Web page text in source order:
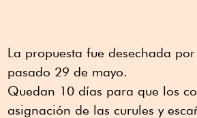
La propuesta fue desechada
pasado 29 de mayo.
Quedan 10 días para que los
asignación de las curules y